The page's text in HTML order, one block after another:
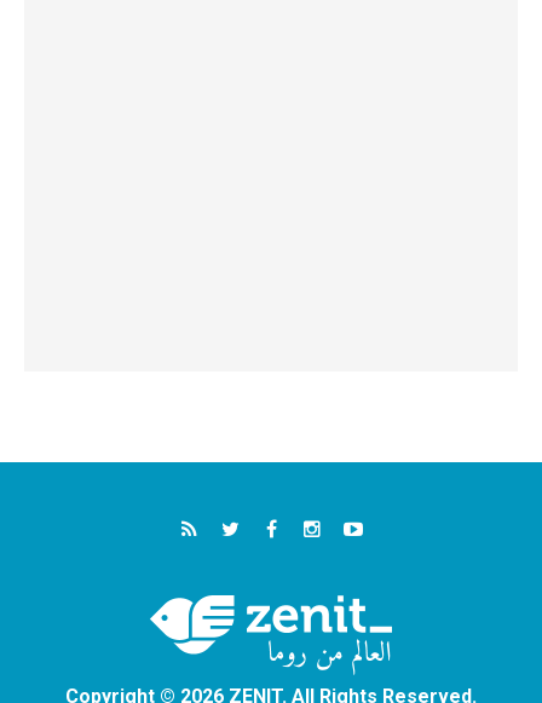
Copyright © 2026 ZENIT. All Rights Reserved.